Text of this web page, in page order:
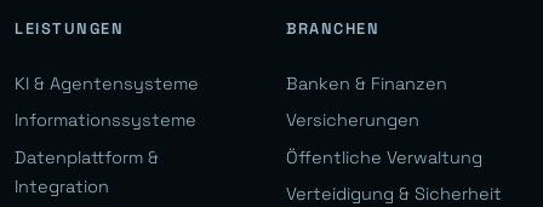
LEISTUNGEN
KI & Agentensysteme
Informationssysteme
Datenplattform &
Integration
BRANCHEN
Banken & Finanzen
Versicherungen
Öffentliche Verwaltung
Verteidigung & Sicherheit